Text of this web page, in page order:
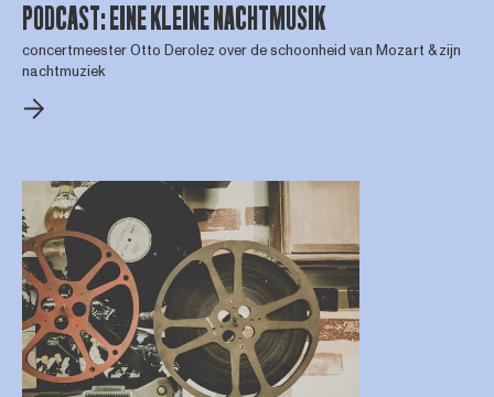
PODCAST: EINE KLEINE NACHTMUSIK
concertmeester Otto Derolez over de schoonheid van Mozart & zijn
nachtmuziek